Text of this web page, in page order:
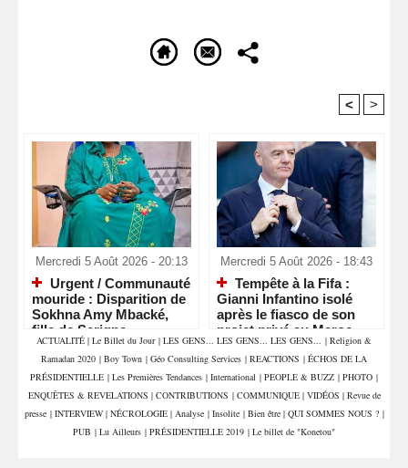
< >
Mercredi 5 Août 2026 - 20:13
Urgent / Communauté
mouride : Disparition de
Sokhna Amy Mbacké,
fille de Serigne
Mountakha Mbacké
Mercredi 5 Août 2026 - 18:43
Tempête à la Fifa :
Gianni Infantino isolé
après le fiasco de son
projet privé au Maroc
ACTUALITÉ | Le Billet du Jour | LES GENS... LES GENS... LES GENS... | Religion &
Ramadan 2020 | Boy Town | Géo Consulting Services | REACTIONS | ÉCHOS DE LA
PRÉSIDENTIELLE | Les Premières Tendances | International | PEOPLE & BUZZ | PHOTO |
ENQUÊTES & REVELATIONS | CONTRIBUTIONS | COMMUNIQUE | VIDÉOS | Revue de
presse | INTERVIEW | NÉCROLOGIE | Analyse | Insolite | Bien être | QUI SOMMES NOUS ? |
PUB | Lu Ailleurs | PRÉSIDENTIELLE 2019 | Le billet de "Konetou"